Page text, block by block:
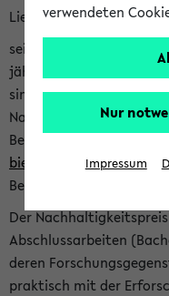
Liebe Studierende,
seit 2023 verleiht das
jährlich den
sind herzlich eingeladen
Nachhaltigkeitsbüro zu
Bewerbung dieses
bielefeld.de/frontend-
Bewerbungsfrist endet
Der
Abschlussarbeiten
deren
praktisch mit der
verwendeten
Nur
Impressum